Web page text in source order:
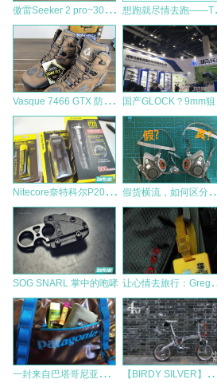
傲
雷Seeker 2 pro~3000流明 不惧黑暗 跑就
V
asque 7466 GTX 防水戶外靴1:1與1:6
N
itecore奈特科尔P20战术手电简评 货横流，如何区分
SOG SNARL 掌中的咆哮 心情去
一
封来自巴塔哥尼亚黑洞的信件，请查收。——Patagonia Black Hole 24L BIRDY SILVER】以“YIN”